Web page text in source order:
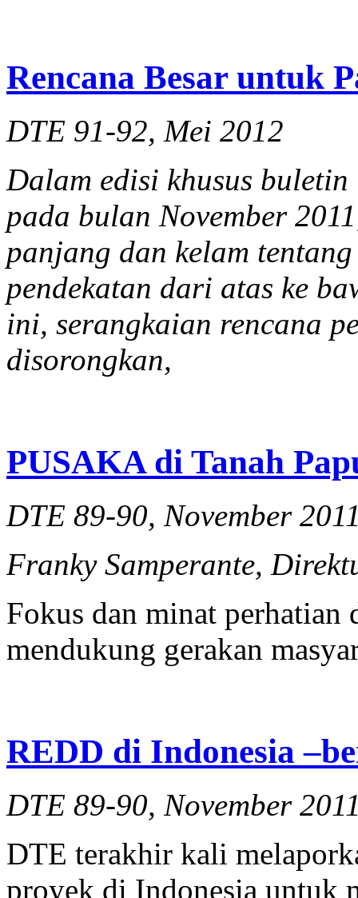
Rencana Besar untuk
DTE 91-92, Mei 2012
Dalam edisi khusus
pada bulan November
panjang dan kelam
pendekatan dari atas ke
ini, serangkaian rencana
disorongkan,
PUSAKA di Tanah
DTE 89-90, November
Franky Samperante,
Fokus dan minat
mendukung gerakan
REDD di Indonesia
DTE 89-90, November
DTE terakhir kali
proyek di Indonesia untuk